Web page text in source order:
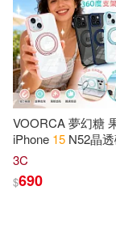
Press(96)
漂亮家居編
Planner(91)
金盾出版社
中國紡織出
經濟科學出
上海交通
VOORCA 夢幻糖
iPhone 15 N52晶
度旋轉支架手機殼
3C
$690